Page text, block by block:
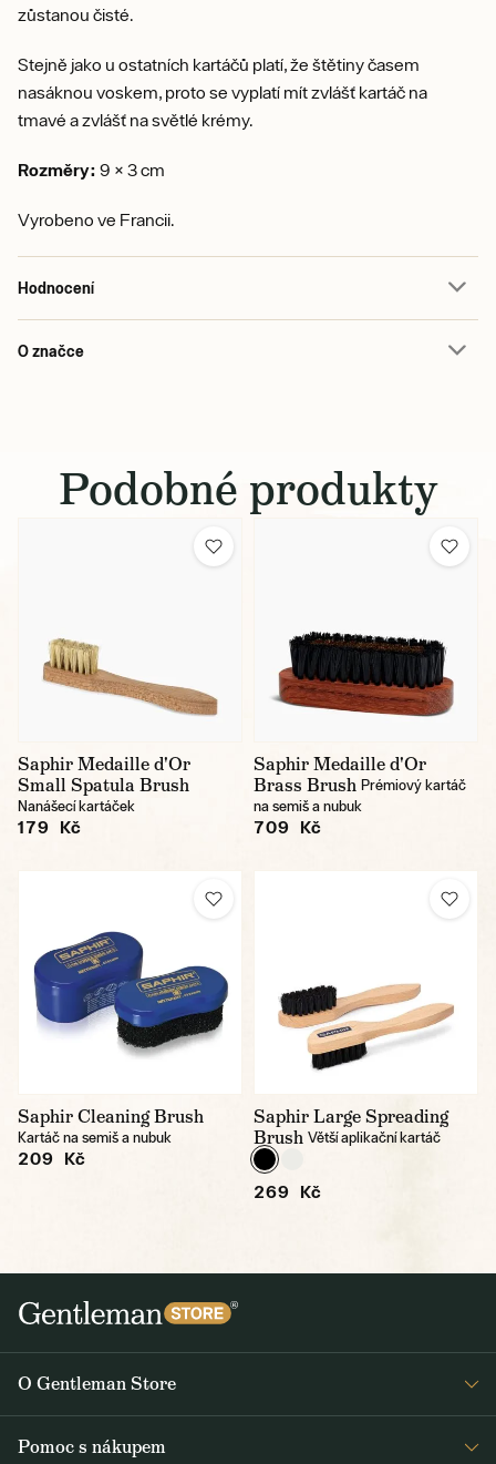
zůstanou čisté.
Stejně jako u ostatních kartáčů platí, že štětiny časem
nasáknou voskem, proto se vyplatí mít zvlášť kartáč na
tmavé a zvlášť na světlé krémy.
Rozměry: 9 × 3 cm
Vyrobeno ve Francii.
Hodnocení
O značce
Podobné produkty
Saphir Medaille d'Or
Small Spatula Brush
Nanášecí kartáček
179 Kč
Saphir Medaille d'Or
Brass Brush Prémiový kartáč
na semiš a nubuk
709 Kč
Saphir Cleaning Brush
Kartáč na semiš a nubuk
209 Kč
Saphir Large Spreading
Brush Větší aplikační kartáč
269 Kč
O Gentleman Store
Pomoc s nákupem